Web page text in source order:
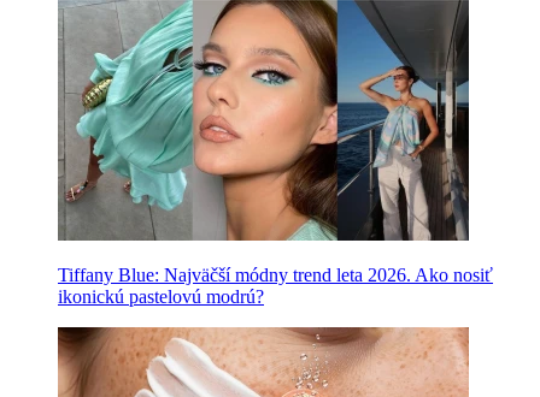
Tiffany Blue: Najväčší módny trend leta 2026. Ako nosiť
ikonickú pastelovú modrú?